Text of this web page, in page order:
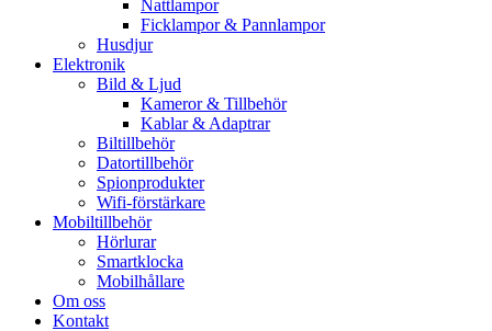
Nattlampor
Ficklampor & Pannlampor
Husdjur
Elektronik
Bild & Ljud
Kameror & Tillbehör
Kablar & Adaptrar
Biltillbehör
Datortillbehör
Spionprodukter
Wifi-förstärkare
Mobiltillbehör
Hörlurar
Smartklocka
Mobilhållare
Om oss
Kontakt